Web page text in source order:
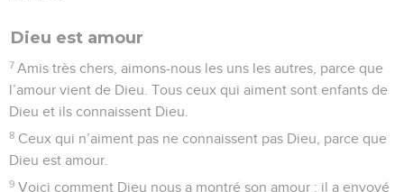
Dieu est amour
7 Amis très chers, aimons-nous les uns les autres, parce que
l’amour vient de Dieu. Tous ceux qui aiment sont enfants de
Dieu et ils connaissent Dieu.
8 Ceux qui n’aiment pas ne connaissent pas Dieu, parce que
Dieu est amour.
9 Voici comment Dieu nous a montré son amour : il a envoyé